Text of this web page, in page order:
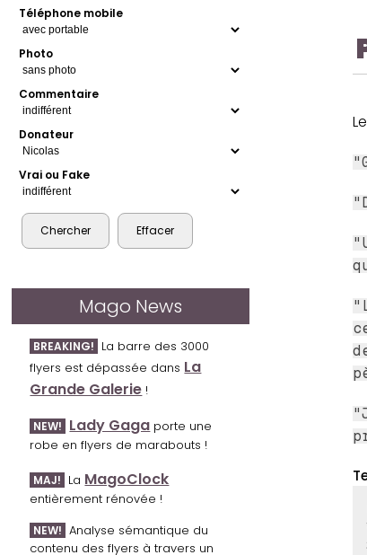
Téléphone mobile
Photo
Commentaire
Donateur
Vrai ou Fake
Mago News
BREAKING! La barre des 3000
flyers est dépassée dans La
Grande Galerie !
NEW! Lady Gaga porte une
robe en flyers de marabouts !
MAJ! La MagoClock
entièrement rénovée !
NEW! Analyse sémantique du
contenu des flyers à travers un